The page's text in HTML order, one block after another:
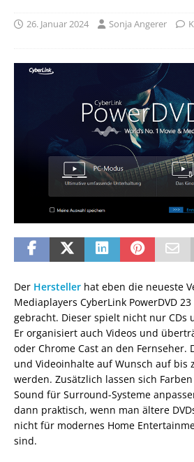
26. Januar 2024 Sonja Angerer
Der Hersteller hat eben die neueste
Mediaplayers CyberLink PowerDVD
gebracht. Dieser spielt nicht nur CDs
Er organisiert auch Videos und
oder Chrome Cast an den Fernseher.
und Videoinhalte auf Wunsch auf bis
werden. Zusätzlich lassen sich
Sound für Surround-Systeme
dann praktisch, wenn man ältere
nicht für modernes Home
sind.